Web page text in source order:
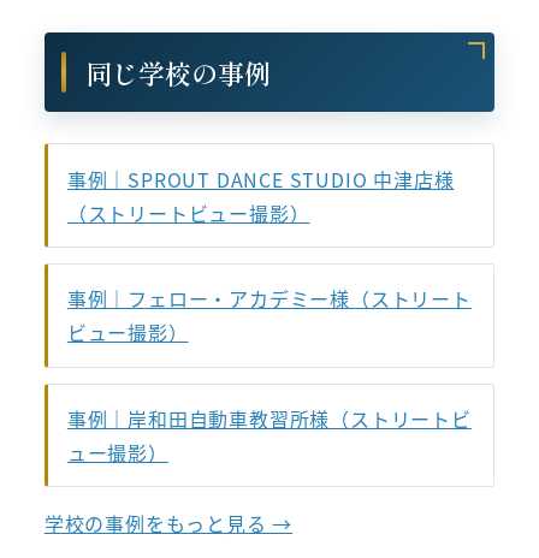
同じ学校の事例
事例｜SPROUT DANCE STUDIO 中津店様
（ストリートビュー撮影）
事例｜フェロー・アカデミー様（ストリート
ビュー撮影）
事例｜岸和田自動車教習所様（ストリートビ
ュー撮影）
学校の事例をもっと見る →